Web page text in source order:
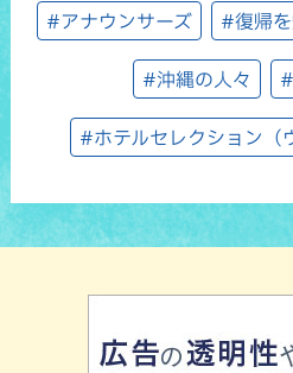
#アナウンサーズ #復帰を
#沖縄の人々
#ホテルセレクション（